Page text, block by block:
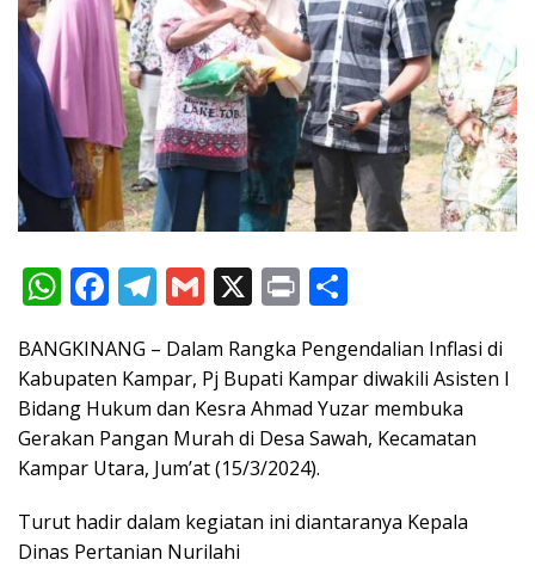
W
at
s
A
p
p
F
e
b
o
o
k
T
e
gr
a
m
G
ai
l
X Pr
t ar
e
BANGKINANG – Dalam Rangka Pengendalian Inflasi di
Kabupaten Kampar, Pj Bupati Kampar diwakili Asisten I
Bidang Hukum dan Kesra Ahmad Yuzar membuka
Gerakan Pangan Murah di Desa Sawah, Kecamatan
Kampar Utara, Jum’at (15/3/2024).
Turut hadir dalam kegiatan ini diantaranya Kepala
Dinas Pertanian Nurilahi